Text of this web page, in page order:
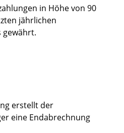
in Höhe von 90
jährlichen
gewährt.
erstellt der
eine Endabrechnung